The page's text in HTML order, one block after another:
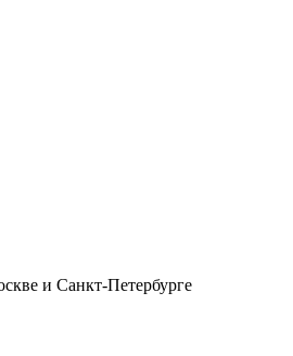
и Санкт-Петербурге